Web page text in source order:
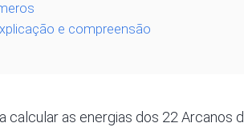
e compreensão
as energias dos 22 Arcanos